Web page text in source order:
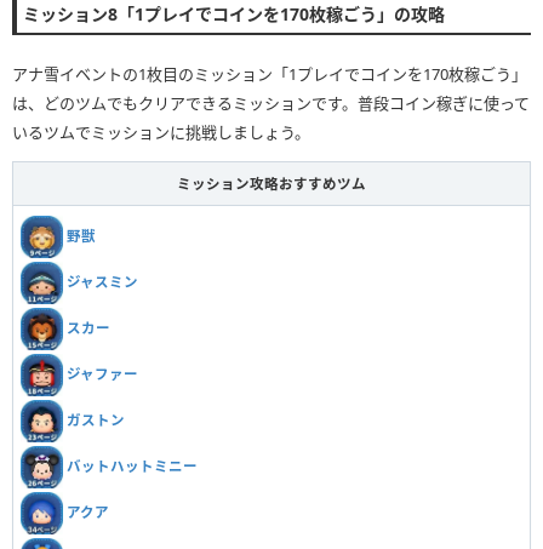
ミッション8「1プレイでコインを170枚稼ごう」の攻略
アナ雪イベントの1枚目のミッション「1プレイでコインを170枚稼ごう」
は、どのツムでもクリアできるミッションです。普段コイン稼ぎに使って
いるツムでミッションに挑戦しましょう。
ミッション攻略おすすめツム
野獣
ジャスミン
スカー
ジャファー
ガストン
バットハットミニー
アクア